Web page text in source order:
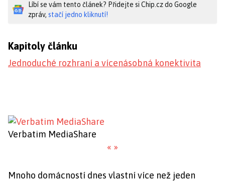
Líbí se vám tento článek? Přidejte si Chip.cz do Google
zpráv, stačí jedno kliknutí!
Kapitoly článku
Jednoduché rozhraní a vícenásobná konektivita
Verbatim MediaShare
« »
Mnoho domácností dnes vlastní více než jeden